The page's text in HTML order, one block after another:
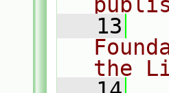
   13
the